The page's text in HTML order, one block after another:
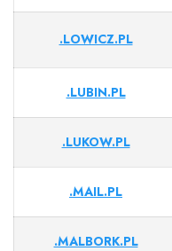
.LOWICZ.PL
.LUBIN.PL
.LUKOW.PL
.MAIL.PL
.MALBORK.PL